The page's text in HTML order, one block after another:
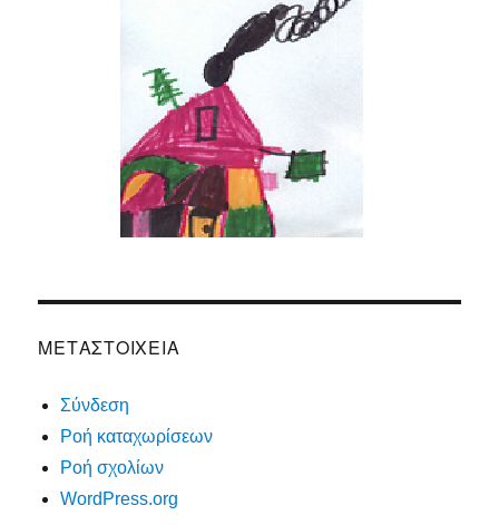
ΜΕΤΑΣΤΟΙΧΕΊΑ
Σύνδεση
Ροή καταχωρίσεων
Ροή σχολίων
WordPress.org